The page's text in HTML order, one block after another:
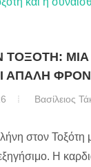
ΤΟΞΟΤΗ:
ΑΠΑΛΗ
Βασίλειος
στον Τοξότη
Η